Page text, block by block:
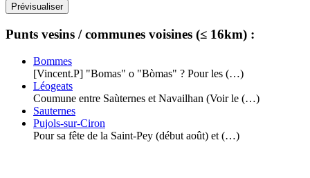
Punts vesins / communes voisines (≤ 16km) :
Bommes
[Vincent.P] "Bomas" o "Bòmas" ? Pour les (…)
Léogeats
Coumune entre Saùternes et Navailhan (Voir le (…)
Sauternes
Pujols-sur-Ciron
Pour sa fête de la Saint-Pey (début août) et (…)